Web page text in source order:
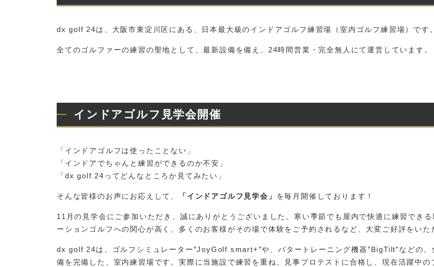
dx golf 24は、大阪市東淀川区にある、日本最大級のインドアゴルフ練習場（室内ゴルフ練習場）です
全てのゴルファーの練習の聖地として、最新設備を備え、24時間営業・完全無人にて運営しています。
インドアゴルフ見学会開催
「インドアゴルフは使ったことない」
「インドアでちゃんと練習ができるのか不安」
「dx golf 24ってどんなところか見てみたい」
そんな皆様のお声にお応えして、 「インドアゴルフ見学会」 を毎月開催しております！
11月の見学会にご参加いただき、誠にありがとうございました。寒い季節でも屋内で快適に練習でき
ーションゴルフへの関心が高く、多くのお客様がその場で体験をご予約されるなど、大変ご好評をいた
dx golf 24は、ゴルフシミュレーター”JoyGolf smart+”や、パタートレーニング機器”BigTilt”などの
備を完備した、室内練習場です。実際に当施設で練習を重ね、見事プロテストに合格し、現在活躍中